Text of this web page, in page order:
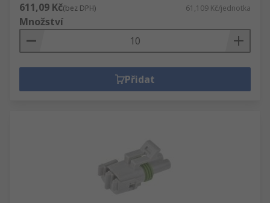
611,09 Kč(bez DPH) 61,109 Kč/jednotka
Množství
Přidat